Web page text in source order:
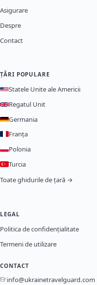
Asigurare
Despre
Contact
ȚĂRI POPULARE
Statele Unite ale Americii
Regatul Unit
Germania
Franța
Polonia
Turcia
Toate ghidurile de țară →
LEGAL
Politica de confidențialitate
Termeni de utilizare
CONTACT
info@ukrainetravelguard.com